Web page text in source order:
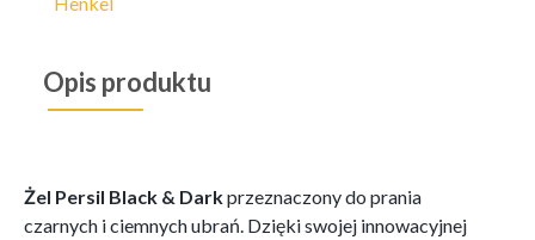
Opis produktu
Żel Persil Black & Darkprzeznaczony do prania
czarnych i ciemnych ubrań. Dzięki swojej innowacyjnej